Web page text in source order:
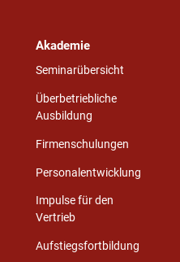
Akademie
Seminarübersicht
Überbetriebliche
Ausbildung
Firmenschulungen
Personalentwicklung
Impulse für den
Vertrieb
Aufstiegsfortbildung